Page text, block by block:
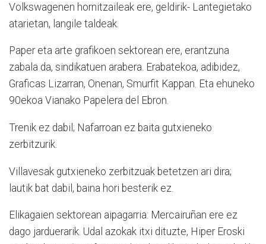
Volkswagenen hornitzaileak ere, geldirik- Lantegietako
atarietan, langile taldeak.
Paper eta arte grafikoen sektorean ere, erantzuna
zabala da, sindikatuen arabera. Erabatekoa, adibidez,
Graficas Lizarran, Onenan, Smurfit Kappan. Eta ehuneko
90ekoa Vianako Papelera del Ebron.
Trenik ez dabil; Nafarroan ez baita gutxieneko
zerbitzurik.
Villavesak gutxieneko zerbitzuak betetzen ari dira;
lautik bat dabil, baina hori besterik ez.
Elikagaien sektorean aipagarria: Mercairuñan ere ez
dago jarduerarik. Udal azokak itxi dituzte, Hiper Eroski